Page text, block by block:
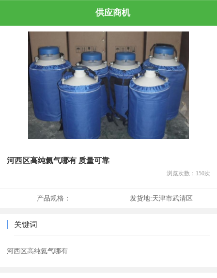
供应商机
河西区高纯氦气哪有 质量可靠
浏览次数： 150次
产品规格： 发货地:天津市武清区
关键词
河西区高纯氦气哪有